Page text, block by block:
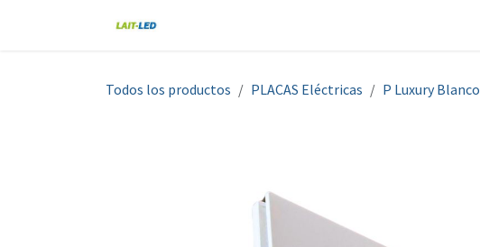
Todos los productos PLACAS Eléctricas P Luxury Blanco